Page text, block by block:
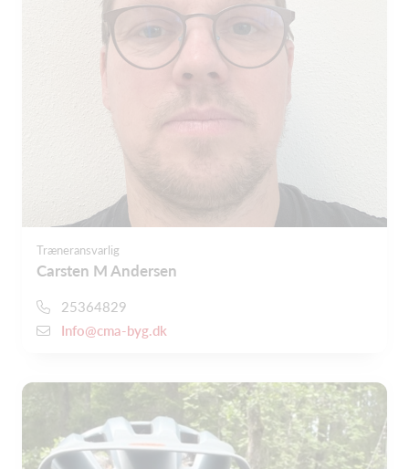
Træneransvarlig
Carsten M Andersen
25364829
Info@cma-byg.dk